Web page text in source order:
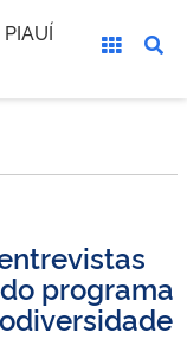
PIAUÍ
programa